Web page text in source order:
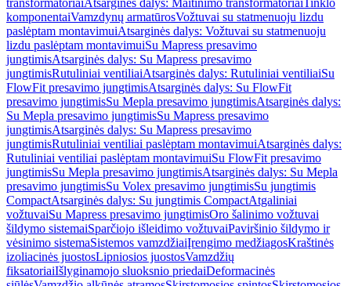
transformatoriaiAtsarginės dalys: Maitinimo transformatoriaiTinklo
komponentaiVamzdynų armatūrosVožtuvai su statmenuoju lizdu
paslėptam montavimuiAtsarginės dalys: Vožtuvai su statmenuoju
lizdu paslėptam montavimuiSu Mapress presavimo
jungtimisAtsarginės dalys: Su Mapress presavimo
jungtimisRutuliniai ventiliaiAtsarginės dalys: Rutuliniai ventiliaiSu
FlowFit presavimo jungtimisAtsarginės dalys: Su FlowFit
presavimo jungtimisSu Mepla presavimo jungtimisAtsarginės dalys:
Su Mepla presavimo jungtimisSu Mapress presavimo
jungtimisAtsarginės dalys: Su Mapress presavimo
jungtimisRutuliniai ventiliai paslėptam montavimuiAtsarginės dalys:
Rutuliniai ventiliai paslėptam montavimuiSu FlowFit presavimo
jungtimisSu Mepla presavimo jungtimisAtsarginės dalys: Su Mepla
presavimo jungtimisSu Volex presavimo jungtimisSu jungtimis
CompactAtsarginės dalys: Su jungtimis CompactAtgaliniai
vožtuvaiSu Mapress presavimo jungtimisOro šalinimo vožtuvai
šildymo sistemaiSparčiojo išleidimo vožtuvaiPaviršinio šildymo ir
vėsinimo sistemaSistemos vamzdžiaiĮrengimo medžiagosKraštinės
izoliacinės juostosLipniosios juostosVamzdžių
fiksatoriaiIšlyginamojo sluoksnio priedaiDeformacinės